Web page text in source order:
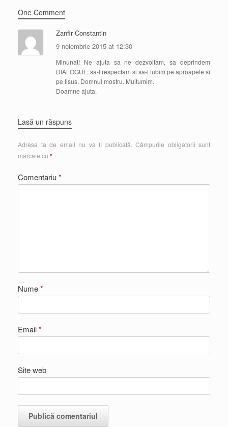
One Comment
Zanfir Constantin
9 noiembrie 2015 at 12:30
Minunat! Ne ajuta sa ne dezvoltam, sa deprindem
DIALOGUL; sa-l respectam si sa-l iubim pe aproapele si
pe Iisus, Domnul mostru. Multumim.
Doamne ajuta.
Lasă un răspuns
Adresa ta de email nu va fi publicată. Câmpurile obligatorii sunt
marcate cu *
Comentariu*
Nume*
Email*
Site web